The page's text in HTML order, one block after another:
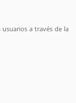
a través de la